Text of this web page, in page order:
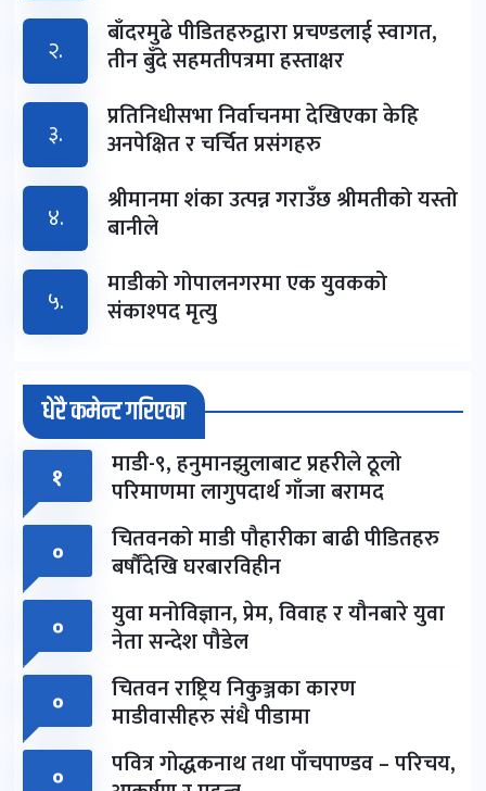
२.
बाँदरमुढे पीडितहरुद्वारा प्रचण्डलाई स्वागत,
तीन बुँदे सहमतीपत्रमा हस्ताक्षर
३.
प्रतिनिधीसभा निर्वाचनमा देखिएका केहि
अनपेक्षित र चर्चित प्रसंगहरु
४.
श्रीमानमा शंका उत्पन्न गराउँछ श्रीमतीको यस्तो
बानीले
५.
माडीको गोपालनगरमा एक युवकको
संकाश्पद मृत्यु
धेरै कमेन्ट गरिएका
१ माडी-९, हनुमानझुलाबाट प्रहरीले ठूलो
परिमाणमा लागुपदार्थ गाँजा बरामद
०
चितवनको माडी पौहारीका बाढी पीडितहरु
बर्षौंदेखि घरबारविहीन
०
युवा मनोविज्ञान, प्रेम, विवाह र यौनबारे युवा
नेता सन्देश पौडेल
०
चितवन राष्ट्रिय निकुञ्जका कारण
माडीवासीहरु संधै पीडामा
०
पवित्र गोद्धकनाथ तथा पाँचपाण्डव – परिचय,